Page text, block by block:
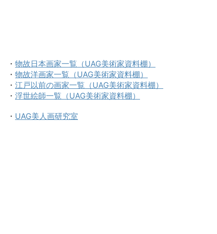
・ 物故日本画家一覧（UAG美術家資料棚）
・ 物故洋画家一覧（UAG美術家資料棚）
・ 江戸以前の画家一覧（UAG美術家資料棚）
・ 浮世絵師一覧（UAG美術家資料棚）
・ UAG美人画研究室